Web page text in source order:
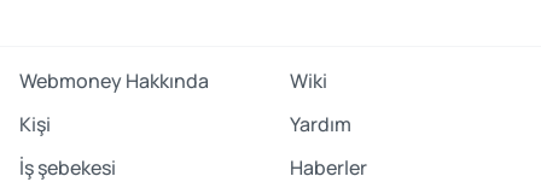
Webmoney Hakkında
Wiki
Kişi
Yardım
İş şebekesi
Haberler